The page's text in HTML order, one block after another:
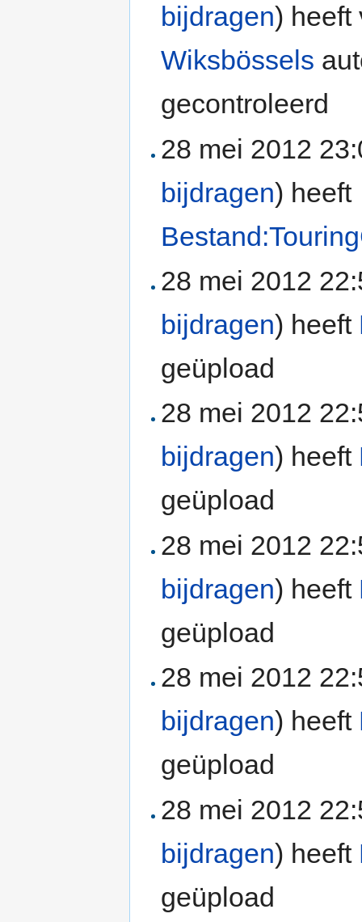
bijdragen)
Wiksbössels
gecontroleerd
28 mei 2012
bijdragen) heeft
28 mei 2012
bijdragen) heeft
geüpload
28 mei 2012
bijdragen) heeft
geüpload
28 mei 2012
bijdragen) heeft
geüpload
28 mei 2012
bijdragen) heeft
geüpload
28 mei 2012
bijdragen) heeft
geüpload